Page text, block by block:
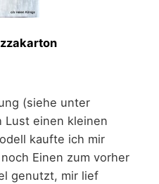
(siehe unter
Lust einen kleinen
kaufte ich mir
Einen zum vorher
genutzt, mir lief